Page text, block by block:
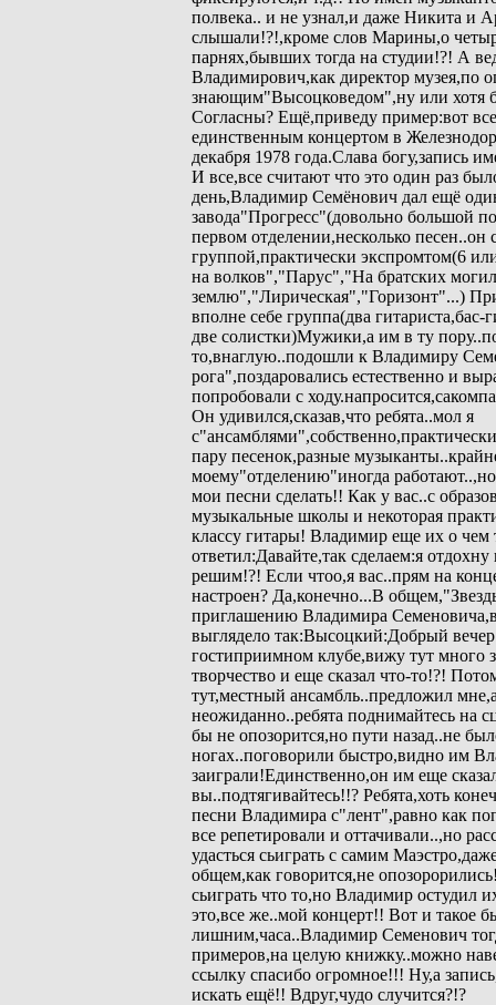
полвека.. и не узнал,и даже Никита и
слышали!?!,кроме слов Марины,о
парнях,бывших тогда на студии!?! А
Владимирович,как директор музея,по
знающим"Высоцковедом",ну или хотя
Согласны? Ещё,приведу пример:вот
единственным концертом в
декабря 1978 года.Слава богу,запись
И все,все считают что это один раз
день,Владимир Семёнович дал ещё
завода"Прогресс"(довольно большой
первом отделении,несколько песен..он
группой,практически экспромтом(6
на волков","Парус","На братских
землю","Лирическая","Горизонт"...)
вполне себе группа(два
две солистки)Мужики,а им в ту
то,внаглую..подошли к Владимиру
рога",поздаровались естественно и
попробовали с
Он удивился,сказав,что ребята..мол я
пару песенок,разные
моему"отделению"иногда
мои песни сделать!! Как у вас..с
музыкальные школы и некоторая
классу гитары! Владимир еще их о
ответил:Давайте,так сделаем:я
решим!?! Если чтоо,я вас..прям на
настроен? Да,конечно...В
приглашению Владимира
выглядело так:Высоцкий:Добрый
гостиприимном клубе,вижу тут много
творчество и еще сказал что-то!?!
тут,местный ансамбль..предложил
неожиданно..ребята поднимайтесь на
бы не опозорится,но пути назад..не
ногах..поговорили быстро,видно им
заиграли!Единственно,он им еще
вы..подтягивайтесь!!? Ребята,хоть
песни Владимира с"лент",равно как
все репетировали и оттачивали..,но
удасться сьиграть с самим
общем,как говорится,не
сьиграть что то,но Владимир остудил
это,все же..мой концерт!! Вот и такое
лишним,часа..Владимир Семенович
примеров,на целую книжку..можно
ссылку спасибо огромное!!! Ну,а
искать ещё!! Вдруг,чудо случится?!?